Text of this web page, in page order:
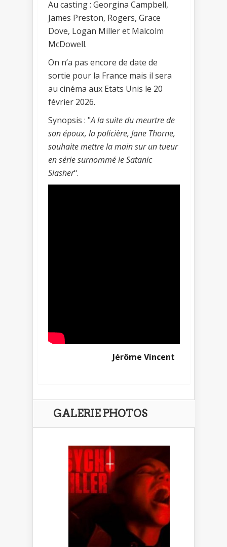
Au casting : Georgina Campbell,
James Preston, Rogers, Grace
Dove, Logan Miller et Malcolm
McDowell.
On n’a pas encore de date de
sortie pour la France mais il sera
au cinéma aux Etats Unis le 20
février 2026.
Synopsis : "A la suite du meurtre de
son époux, la policière, Jane Thorne,
souhaite mettre la main sur un tueur
en série surnommé le Satanic
Slasher".
Jérôme Vincent
GALERIE PHOTOS